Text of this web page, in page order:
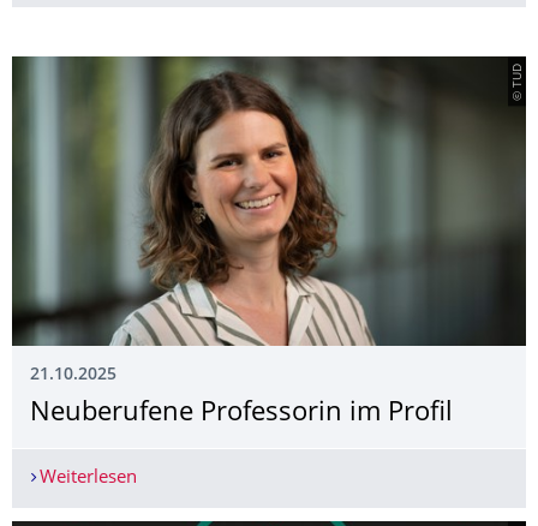
© TUD
21.10.2025
Neuberufene Professorin im Profil
Weiterlesen